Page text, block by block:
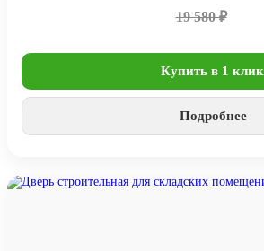
19 580 ₽
Купить в 1 клик
Подробнее